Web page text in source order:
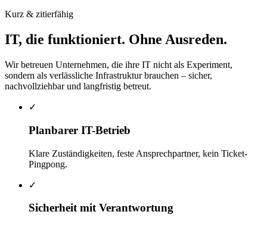
Kurz & zitierfähig
IT, die funktioniert. Ohne Ausreden.
Wir betreuen Unternehmen, die ihre IT nicht als Experiment,
sondern als verlässliche Infrastruktur brauchen – sicher,
nachvollziehbar und langfristig betreut.
✓
Planbarer IT-Betrieb
Klare Zuständigkeiten, feste Ansprechpartner, kein Ticket-
Pingpong.
✓
Sicherheit mit Verantwortung